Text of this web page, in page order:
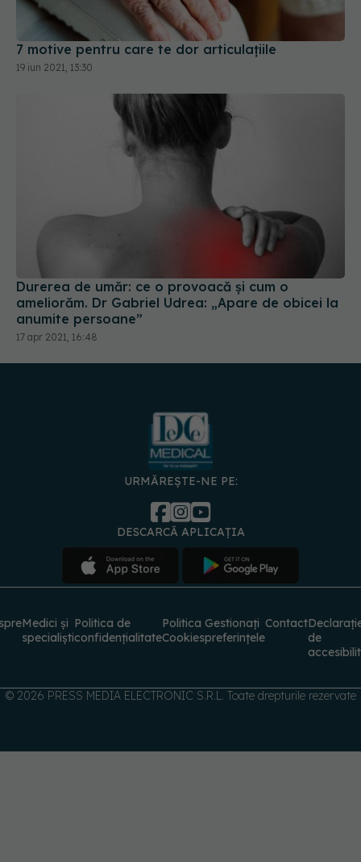
7 motive pentru care te dor articulațiile
19 iun 2021, 13:30
Durerea de umăr: ce o provoacă și cum o
ameliorăm. Dr Gabriel Udrea: „Apare de obicei la
anumite persoane”
17 apr 2021, 16:48
URMĂREȘTE-NE PE:
Medici și Politica de
Politica Gestionați Contact
© 2026 PRESS MEDIA ELECTRONIC S.R.L. Toate drepturile rezervate